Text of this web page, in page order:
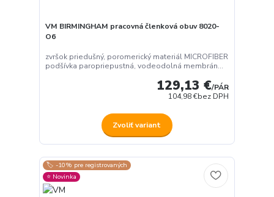
VM BIRMINGHAM pracovná členková obuv 8020-
O6
zvršok priedušný, poromerický materiál MICROFIBER
podšívka paropriepustná, vodeodolná membrán...
129,13 €/PÁR
104,98 €bez DPH
Zvoliť variant
🏷️ -10% pre registrovaných
⭐️ Novinka